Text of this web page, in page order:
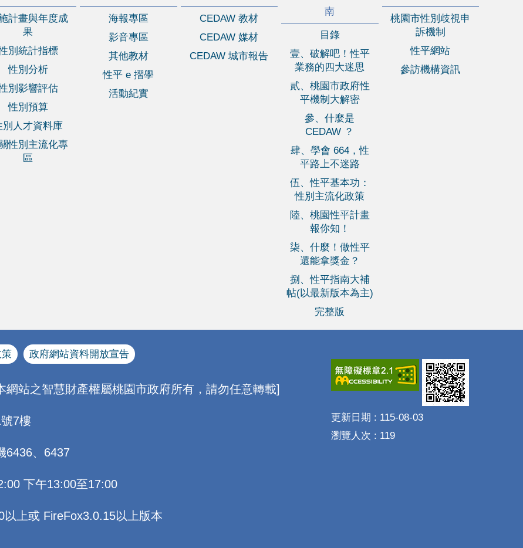
計畫與年度成
果
別統計指標
性別分析
別影響評估
性別預算
別人才資料庫
性別主流化專
區
海報專區
影音專區
其他教材
性平 e 摺學
活動紀實
CEDAW 教材
CEDAW 媒材
CEDAW 城市報告
南
目錄
壹、破解吧！性平
業務的四大迷思
貳、桃園市政府性
平機制大解密
參、什麼是
CEDAW ？
肆、學會 664，性
平路上不迷路
伍、性平基本功：
性別主流化政策
陸、桃園性平計畫
報你知！
柒、什麼！做性平
還能拿獎金？
捌、性平指南大補
帖(以最新版本為主)
完整版
桃園市性別歧視申
訴機制
性平網站
參訪機構資訊
政府網站資料開放宣告
站之智慧財產權屬桃園市政府所有，請勿任意轉載]
7樓
、6437
下午13:00至17:00
上或 FireFox3.0.15以上版本
更新日期
115-08-03
瀏覽人次
119